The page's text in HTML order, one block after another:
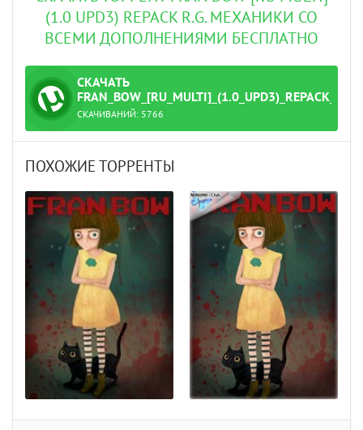
(1.0 UPD3) REPACK R.G. МЕХАНИКИ СО
ВСЕМИ ДОПОЛНЕНИЯМИ БЕСПЛАТНО
СКАЧАТЬ
ТОРРЕНТ
СКАЧИВАНИЙ: 5766
ПОХОЖИЕ ТОРРЕНТЫ